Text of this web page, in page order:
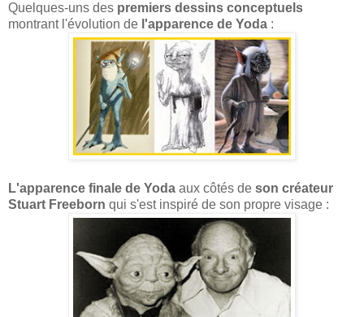
Quelques-uns des premiers dessins conceptuels
montrant l'évolution de l'apparence de Yoda :
L'apparence finale de Yoda aux côtés de son créateur
Stuart Freeborn qui s'est inspiré de son propre visage :